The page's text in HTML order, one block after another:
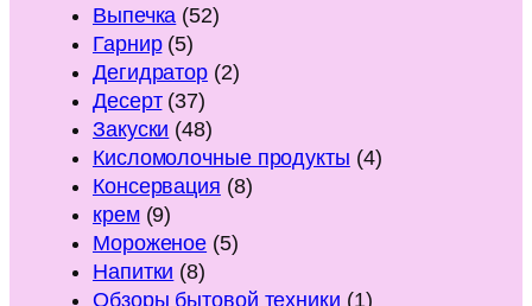
Выпечка (52)
Гарнир(5)
Дегидратор (2)
Десерт(37)
Закуски (48)
Кисломолочные продукты (4)
Консервация (8)
крем(9)
Мороженое (5)
Напитки (8)
Обзоры бытовой техники (1)